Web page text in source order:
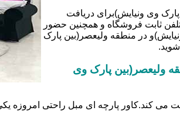
وی ونیایش)برای دریافت
ثابت فروشگاه و همچنین حضور
در منطقه ولیعصر(بین پارک
ولیعصر(بین پارک وی
می کند.کاور پارچه ای مبل راحتی